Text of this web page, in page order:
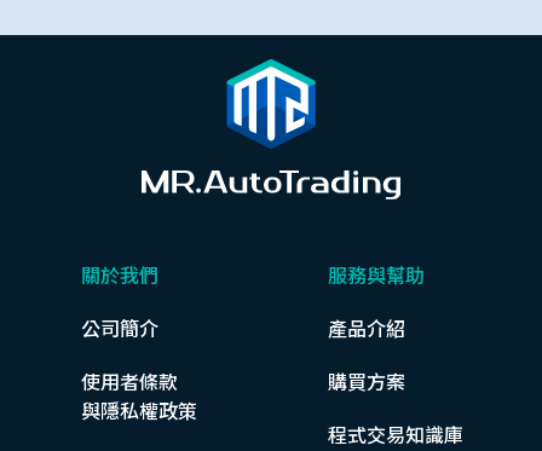
關於我們
公司簡介
使用者條款
與隱私權政策
服務與幫助
產品介紹
購買方案
程式交易知識庫